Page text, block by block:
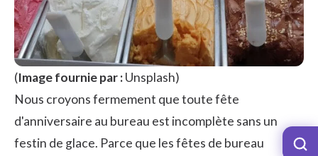
(Image fournie par :Unsplash)
Nous croyons fermement que toute fête
d'anniversaire au bureau est incomplète sans un
festin de glace. Parce que les fêtes de bureau